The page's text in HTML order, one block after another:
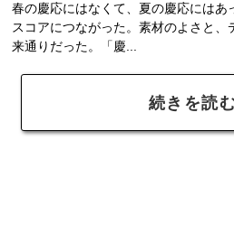
春の慶応にはなくて、夏の慶応にはあ
スコアにつながった。素材のよさと
来通りだった。「慶...
続きを読